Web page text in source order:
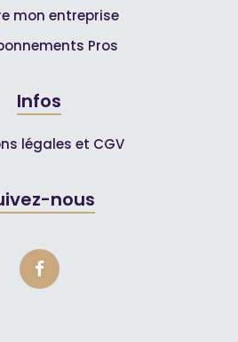
mon entreprise
Pros
Infos
légales et CGV
nous